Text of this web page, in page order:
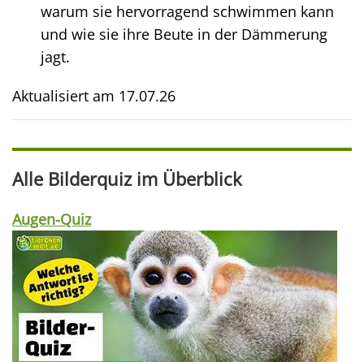
warum sie hervorragend schwimmen kann
und wie sie ihre Beute in der Dämmerung
jagt.
Aktualisiert am 17.07.26
Alle Bilderquiz im Überblick
Augen-Quiz